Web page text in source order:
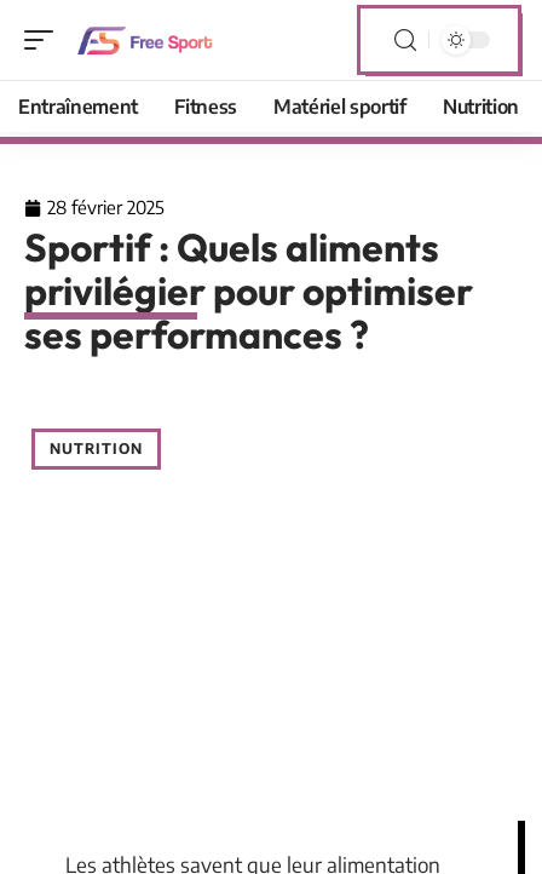
Entraînement Fitness Matériel sportif Nutrition
28 février 2025
Sportif : Quels aliments
privilégier pour optimiser
ses performances ?
NUTRITION
Les athlètes savent que leur alimentation